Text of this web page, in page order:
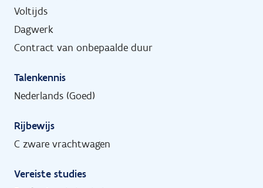
Voltijds
Dagwerk
Contract van onbepaalde duur
Talenkennis
Nederlands (Goed)
Rijbewijs
C zware vrachtwagen
Vereiste studies